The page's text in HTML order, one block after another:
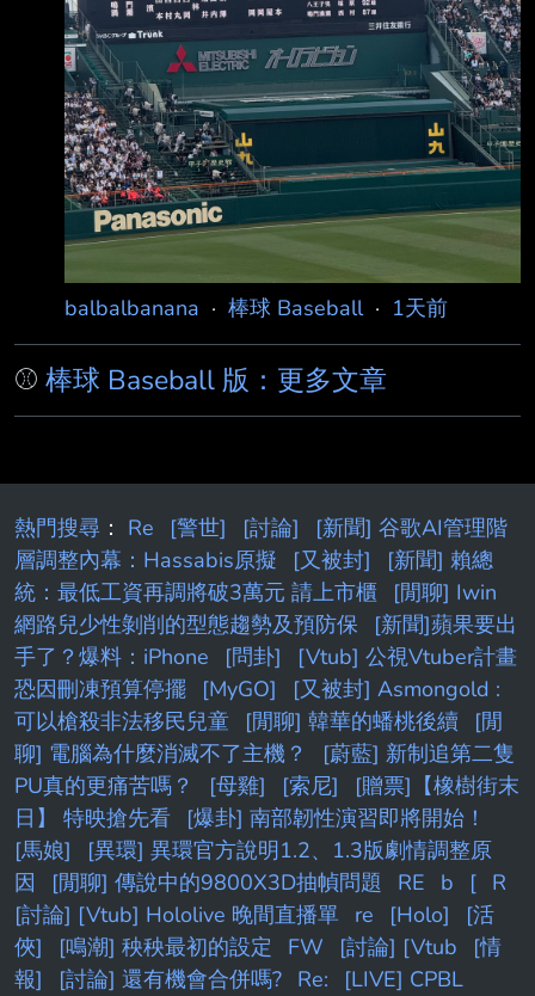
balbalbanana · 棒球 Baseball· 1天前
⚾ 棒球 Baseball 版：更多文章
熱門搜尋 ： Re [警世] [討論]
[新聞] 谷歌AI管理階
層調整內幕：Hassabis原擬
[又被封]
[新聞] 賴總
統：最低工資再調將破3萬元 請上市櫃
[閒聊] Iwin
網路兒少性剝削的型態趨勢及預防保
[新聞]蘋果要出
手了？爆料：iPhone
[問卦]
[Vtub] 公視Vtuber計畫
恐因刪凍預算停擺
[MyGO]
[又被封] Asmongold :
可以槍殺非法移民兒童
[閒聊] 韓華的蟠桃後續
[閒
聊] 電腦為什麼消滅不了主機？
[蔚藍] 新制追第二隻
PU真的更痛苦嗎？
[母雞] [索尼]
[贈票]【橡樹街末
日】 特映搶先看
[爆卦] 南部韌性演習即將開始！
[馬娘]
[異環] 異環官方說明1.2、1.3版劇情調整原
因
[閒聊] 傳說中的9800X3D抽幀問題 RE b [ R
[討論] [Vtub] Hololive 晚間直播單 re [Holo]
[活
俠]
[鳴潮] 秧秧最初的設定 FW [討論] [Vtub
[情
報]
[討論] 還有機會合併嗎? Re:
[LIVE] CPBL